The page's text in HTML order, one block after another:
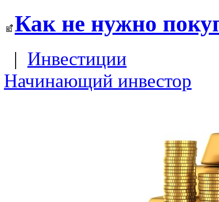
Как не нужно
| Инвестиции
Начинающий инвестор